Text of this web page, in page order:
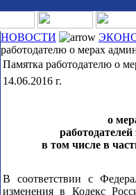
НОВОСТИ
работодателю о мерах
Памятка работодателю о
14.06.2016 г.
о
в том числе в
В соответствии с
изменения в Кодекс